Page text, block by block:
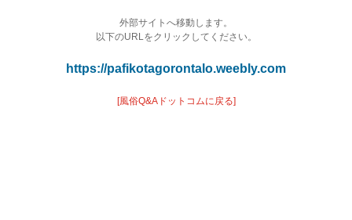
外部サイトへ移動します。
以下のURLをクリックしてください。
https://pafikotagorontalo.weebly.com
[風俗Q&Aドットコムに戻る]